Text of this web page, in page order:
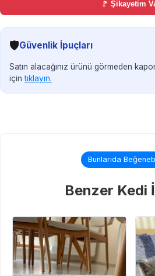
🚩 Şikayetim
🛡️Güvenlik İpuçları
Satın alacağınız ürünü görmeden
içintıklayın.
Bunlarıda
Benzer Kedi